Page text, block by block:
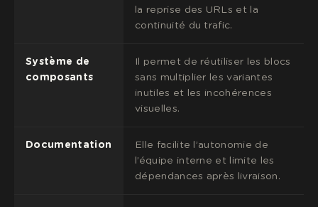
la reprise des URLs et la
continuité du trafic.
Système de
composants
Il permet de réutiliser les blocs
sans multiplier les variantes
inutiles et les incohérences
visuelles.
Documentation
Elle facilite l’autonomie de
l’équipe interne et limite les
dépendances après livraison.